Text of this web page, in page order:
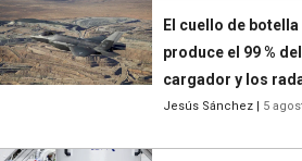
El cuello de
produce el 99 %
cargador y los
Jesús Sánchez | 5